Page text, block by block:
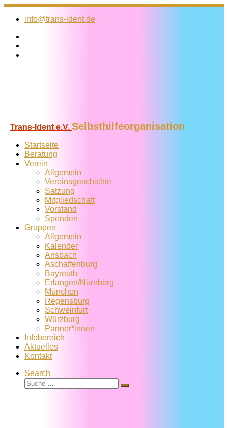
Zum
Inhalt
info@trans-ident.de
Trans-Ident e.V. Selbsthilfeorganisation
Startseite
Beratung
Verein
Allgemein
Vereins­geschichte
Satzung
Mitglied­schaft
Vorstand
Spenden
Gruppen
Allgemein
Kalender
Ansbach
Aschaffenburg
Bayreuth
Erlangen/Nürnberg
München
Regensburg
Schweinfurt
Würzburg
Partner*innen
Infobereich
Aktuelles
Kontakt
Search
Suche
Suche